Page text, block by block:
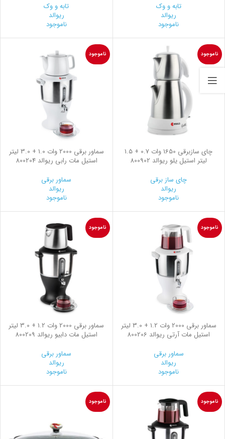
تابه و وک
ریوالد
ناموجود
تابه و وک
ریوالد
ناموجود
ناموجود
چای سازبرقی 1650 وات 0.7 + 1.5
لیتر استیل یلو ریوالد 800902
چای ساز برقی
ریوالد
ناموجود
ناموجود
سماور برقی 2000 وات 1.0 + 3.0 لیتر
استیل مات رابی ریوالد 800204
سماور برقی
ریوالد
ناموجود
ناموجود
سماور برقی 2000 وات 1.2 + 3.0 لیتر
استیل مات آرتی ریوالد 800206
سماور برقی
ریوالد
ناموجود
ناموجود
سماور برقی 2000 وات 1.2 + 3.0 لیتر
استیل مات دابیو ریوالد 800209
سماور برقی
ریوالد
ناموجود
ناموجود ناموجود